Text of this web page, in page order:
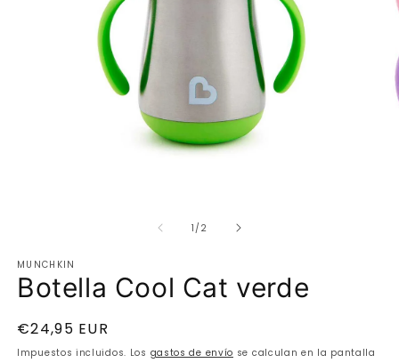
modal
1 /de2
MUNCHKIN
Botella Cool Cat verde
Precio
habitual
€24,95 EUR
Impuestos incluidos. Los gastos de envío se calculan en la pantalla